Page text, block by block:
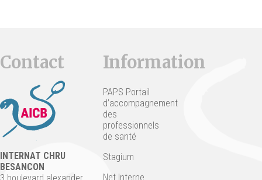
Contact
INTERNAT CHRU
BESANCON
Information
PAPS Portail
d’accompagnement
des
professionnels
de santé
Stagium
Net Interne